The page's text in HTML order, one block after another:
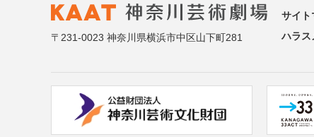
〒231-0023 神奈川県横浜市中区山下町281
サイト
ハラス